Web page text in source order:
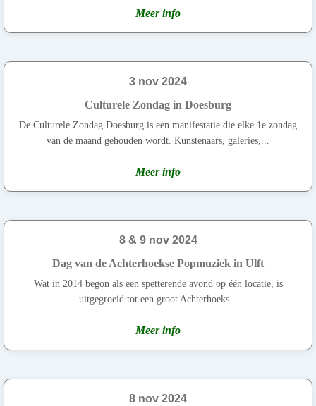
Meer info
3 nov 2024
Culturele Zondag in Doesburg
De Culturele Zondag Doesburg is een manifestatie die elke 1e zondag
van de maand gehouden wordt. Kunstenaars, galeries,...
Meer info
8 & 9 nov 2024
Dag van de Achterhoekse Popmuziek in Ulft
Wat in 2014 begon als een spetterende avond op één locatie, is
uitgegroeid tot een groot Achterhoeks...
Meer info
8 nov 2024